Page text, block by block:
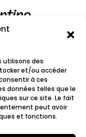
utilisons des
et/ou accéder
à ces
données telles que le
sur ce site. Le fait
peut avoir
et fonctions.